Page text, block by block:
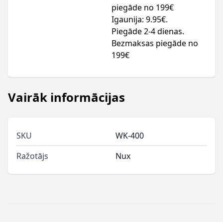
piegāde no 199€
Igaunija: 9.95€.
Piegāde 2-4 dienas.
Bezmaksas piegāde no
199€
Vairāk informācijas
SKU
WK-400
Ražotājs
Nux